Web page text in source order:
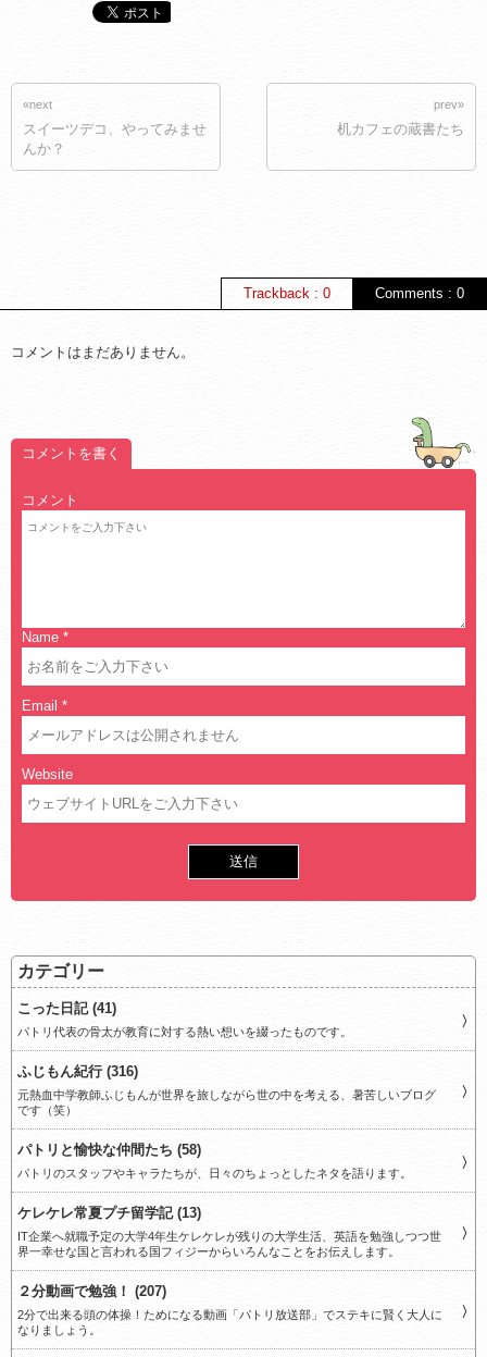
«next
スイーツデコ、やってみませ
んか？
prev»
机カフェの蔵書たち
Comments : 0
Trackback : 0
コメントはまだありません。
コメントを書く
コメント
Name *
Email *
Website
カテゴリー
こった日記 (41)
パトリ代表の骨太が教育に対する熱い想いを綴ったものです。
ふじもん紀行 (316)
元熱血中学教師ふじもんが世界を旅しながら世の中を考える、暑苦しいブログ
です（笑）
パトリと愉快な仲間たち (58)
パトリのスタッフやキャラたちが、日々のちょっとしたネタを語ります。
ケレケレ常夏プチ留学記 (13)
IT企業へ就職予定の大学4年生ケレケレが残りの大学生活、英語を勉強しつつ世
界一幸せな国と言われる国フィジーからいろんなことをお伝えします。
２分動画で勉強！ (207)
2分で出来る頭の体操！ためになる動画「パトリ放送部」でステキに賢く大人に
なりましょう。